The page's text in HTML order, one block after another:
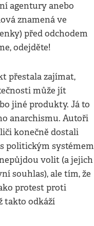
agentury anebo
znamená ve
před odchodem
odejděte!
přestala zajímat,
může jít
jiné produkty. Já to
anarchismu. Autoři
konečně dostali
politickým systémem
volit (a jejich
souhlas), ale tím, že
protest proti
takto odkáží